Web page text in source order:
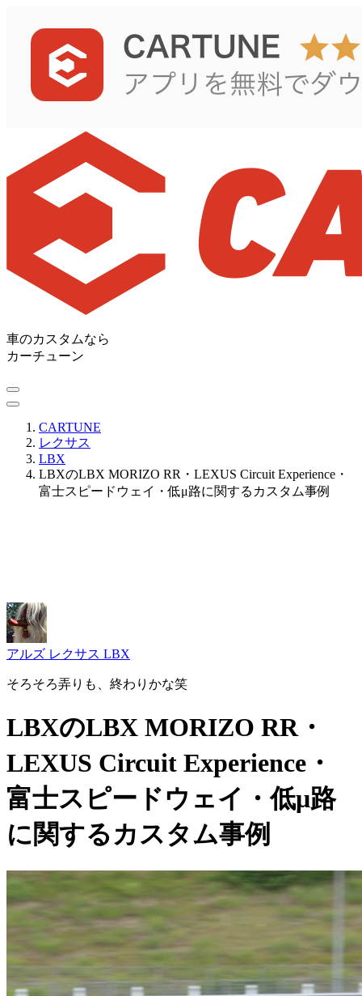
車のカスタムなら
カーチューン
CARTUNE
レクサス
LBX
LBXのLBX MORIZO RR・LEXUS Circuit Experience・
富士スピードウェイ・低μ路に関するカスタム事例
アルズ レクサス LBX
そろそろ弄りも、終わりかな笑
LBXのLBX MORIZO RR・
LEXUS Circuit Experience・
富士スピードウェイ・低μ路
に関するカスタム事例